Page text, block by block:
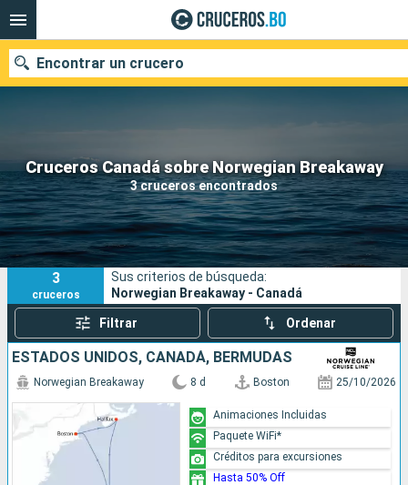
Cruceros Canadá sobre Norwegian Breakaway
3 cruceros encontrados
Encontrar un crucero
Nuestros destinos
Fecha de salida
Puertos Compañías
Buscar
3
cruceros
Sus criterios de búsqueda:
Norwegian Breakaway - Canadá
Filtrar Ordenar
ESTADOS UNIDOS, CANADÁ, BERMUDAS
Norwegian Breakaway 8 d Boston 25/10/2026
Animaciones Incluidas
Paquete WiFi*
Créditos para excursiones
Hasta 50% Off